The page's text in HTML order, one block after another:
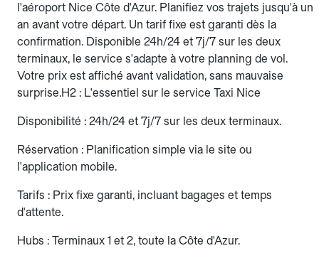
l'aéroport Nice Côte d'Azur. Planifiez vos trajets jusqu'à un
an avant votre départ. Un tarif fixe est garanti dès la
confirmation. Disponible 24h/24 et 7j/7 sur les deux
terminaux, le service s'adapte à votre planning de vol.
Votre prix est affiché avant validation, sans mauvaise
surprise.H2 : L'essentiel sur le service Taxi Nice
Disponibilité : 24h/24 et 7j/7 sur les deux terminaux.
Réservation : Planification simple via le site ou
l'application mobile.
Tarifs : Prix fixe garanti, incluant bagages et temps
d'attente.
Hubs : Terminaux 1 et 2, toute la Côte d'Azur.